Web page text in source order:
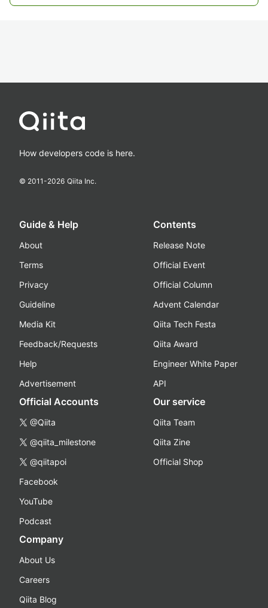
How developers code is here.
© 2011-2026 Qiita Inc.
Guide & Help
About
Terms
Privacy
Guideline
Media Kit
Feedback/Requests
Help
Advertisement
Contents
Release Note
Official Event
Official Column
Advent Calendar
Qiita Tech Festa
Qiita Award
Engineer White Paper
API
Official Accounts
@Qiita
@qiita_milestone
@qiitapoi
Facebook
YouTube
Podcast
Our service
Qiita Team
Qiita Zine
Official Shop
Company
About Us
Careers
Qiita Blog